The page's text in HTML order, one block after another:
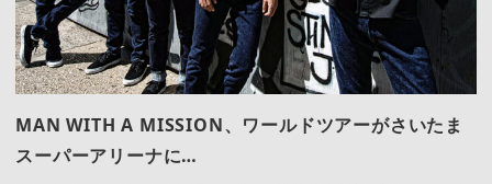
MAN WITH A MISSION、ワールドツアーがさいたま
スーパーアリーナに…